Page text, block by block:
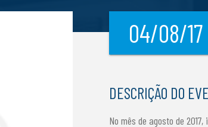
04/08/17
DESCRIÇÃO DO
No mês de agosto de